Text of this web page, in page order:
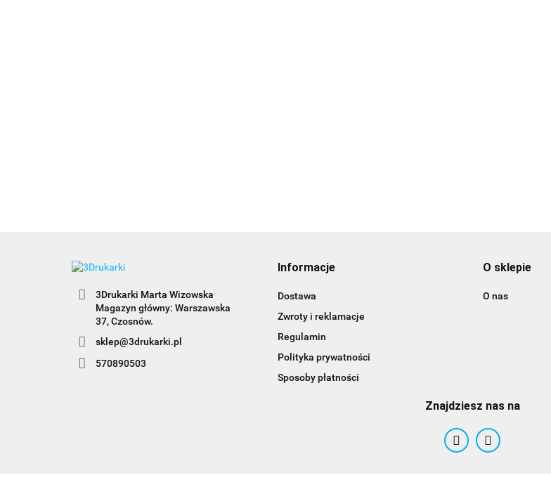
3Drukarki Marta Wizowska
Magazyn główny: Warszawska
sklep@3drukarki.pl
570890503
Informacje
Dostawa
Zwroty i reklamacje
Regulamin
Polityka prywatności
Sposoby płatności
O sklepie
O nas
Znajdziesz nas na